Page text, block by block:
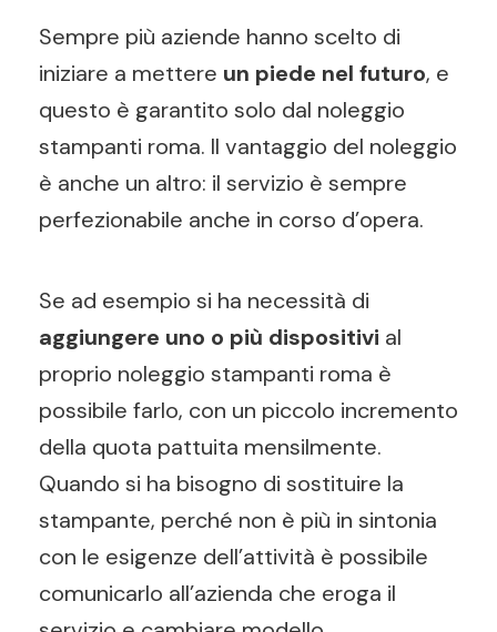
Sempre più aziende hanno scelto di
iniziare a mettere un piede nel futuro, e
questo è garantito solo dal noleggio
stampanti roma. Il vantaggio del noleggio
è anche un altro: il servizio è sempre
perfezionabile anche in corso d’opera.
Se ad esempio si ha necessità di
aggiungere uno o più dispositivi al
proprio noleggio stampanti roma è
possibile farlo, con un piccolo incremento
della quota pattuita mensilmente.
Quando si ha bisogno di sostituire la
stampante, perché non è più in sintonia
con le esigenze dell’attività è possibile
comunicarlo all’azienda che eroga il